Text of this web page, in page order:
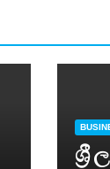
ශ්‍රී